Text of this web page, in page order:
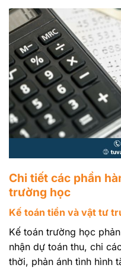
Chi tiết các phần
trường học
Kế toán tiền và vật tư
Kế toán trường học
nhận dự toán thu, chi
thời, phản ánh tình hình